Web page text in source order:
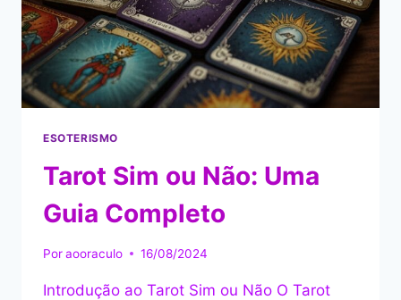
ESOTERISMO
Tarot Sim ou Não: Uma
Guia Completo
Poraooraculo 16/08/2024
Introdução ao Tarot Sim ou Não O Tarot